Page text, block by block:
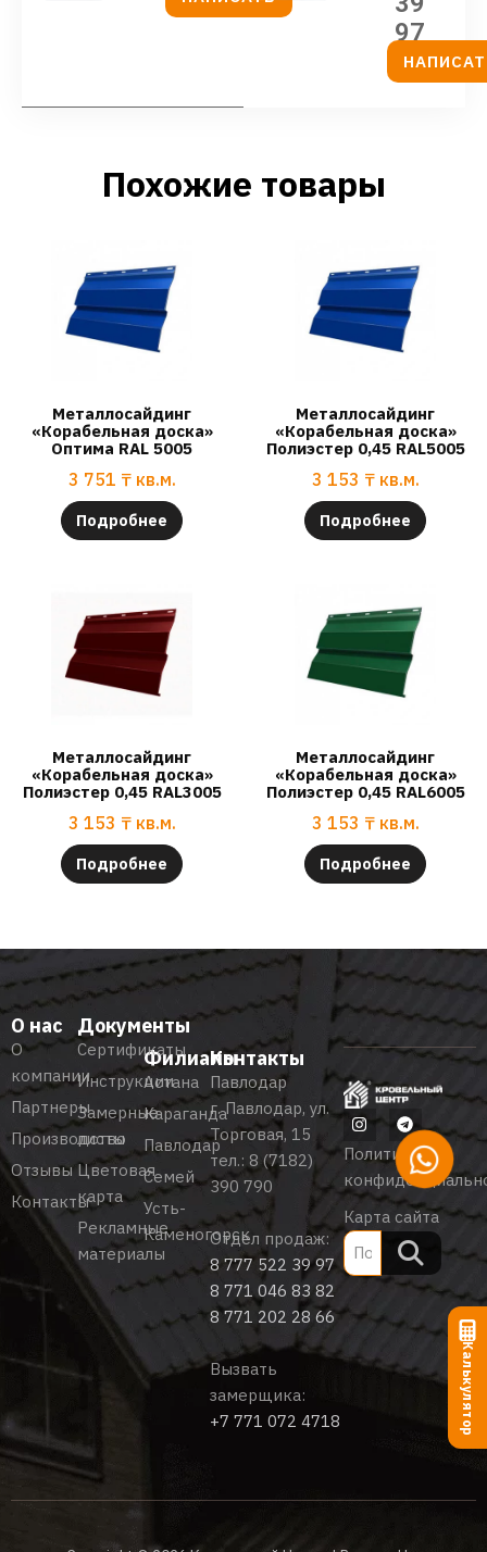
97
Похожие товары
Металлосайдинг
«Корабельная доска»
Оптима RAL 5005
3 751 ₸ кв.м.
Подробнее
Металлосайдинг
«Корабельная доска»
Полиэстер 0,45 RAL5005
3 153 ₸ кв.м.
Подробнее
Металлосайдинг
«Корабельная доска»
Полиэстер 0,45 RAL3005
3 153 ₸ кв.м.
Подробнее
Металлосайдинг
«Корабельная доска»
Полиэстер 0,45 RAL6005
3 153 ₸ кв.м.
Подробнее
О нас
О
компании
Партнеры
Производство
Отзывы
Контакты
Документы
Сертификаты
Инструкции
Замерные
листы
Цветовая
карта
Рекламные
материалы
Филиалы
Астана
Караганда
Павлодар
Семей
Усть-
Каменогорск
Контакты
Павлодар
г. Павлодар, ул.
Торговая, 15
тел.: 8 (7182)
390 790
Отдел продаж:
8 777 522 39 97
8 771 046 83 82
8 771 202 28 66
Вызвать
замерщика:
+7 771 072 4718
Политика
Карта сайта
Калькулятор